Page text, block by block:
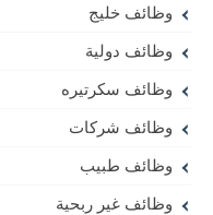
وظائف خليج
وظائف دولية
وظائف سكرتيره
وظائف شركات
وظائف طبيب
وظائف غير ربحية